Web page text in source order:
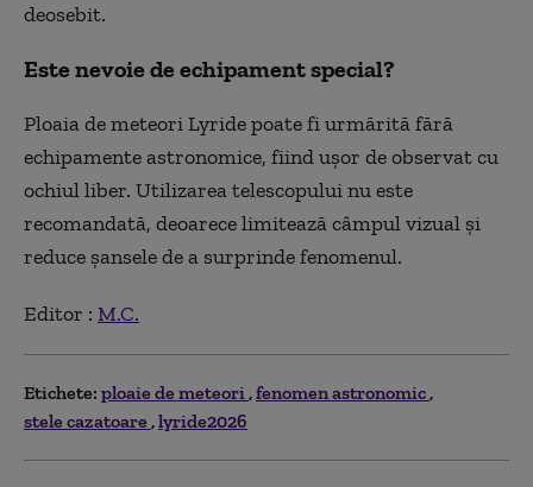
deosebit.
Este nevoie de echipament special?
Ploaia de meteori Lyride poate fi urmărită fără
echipamente astronomice, fiind ușor de observat cu
ochiul liber. Utilizarea telescopului nu este
recomandată, deoarece limitează câmpul vizual și
reduce șansele de a surprinde fenomenul.
Editor : M.C.
Etichete: ploaie de meteori fenomen astronomic
stele cazatoare lyride2026